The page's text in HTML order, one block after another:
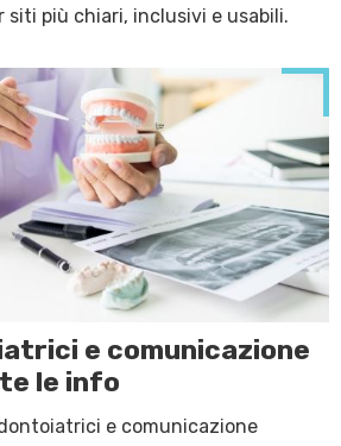
siti più chiari, inclusivi e usabili.
e comunicazione
le info
e comunicazione